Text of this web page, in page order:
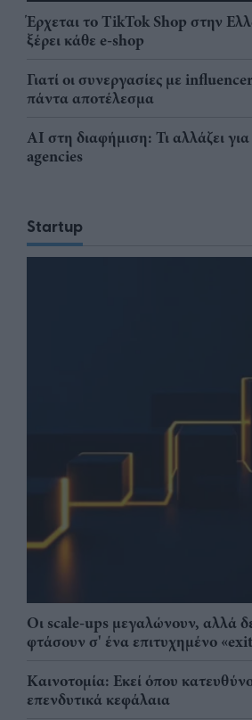
Έρχεται το TikTok Shop στην
ξέρει κάθε e-shop
Γιατί οι συνεργασίες με
πάντα αποτέλεσμα
AI στη διαφήμιση: Τι αλλάζει
agencies
Startup
Οι scale-ups μεγαλώνουν, αλλά
φτάσουν σ' ένα επιτυχημένο
Καινοτομία: Εκεί όπου
επενδυτικά κεφάλαια